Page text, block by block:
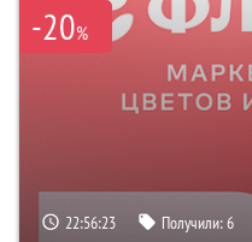
-20%
22:56:22 Получили:6